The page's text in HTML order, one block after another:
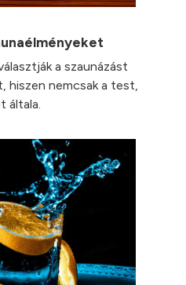
a szaunázást
hiszen nemcsak a test,
általa.